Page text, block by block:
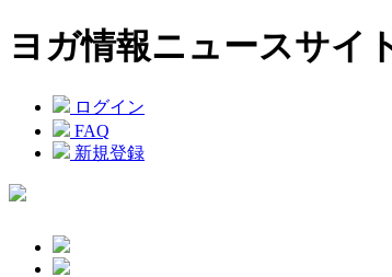
ヨガ情報ニュースサイ
ログイン
FAQ
新規登録